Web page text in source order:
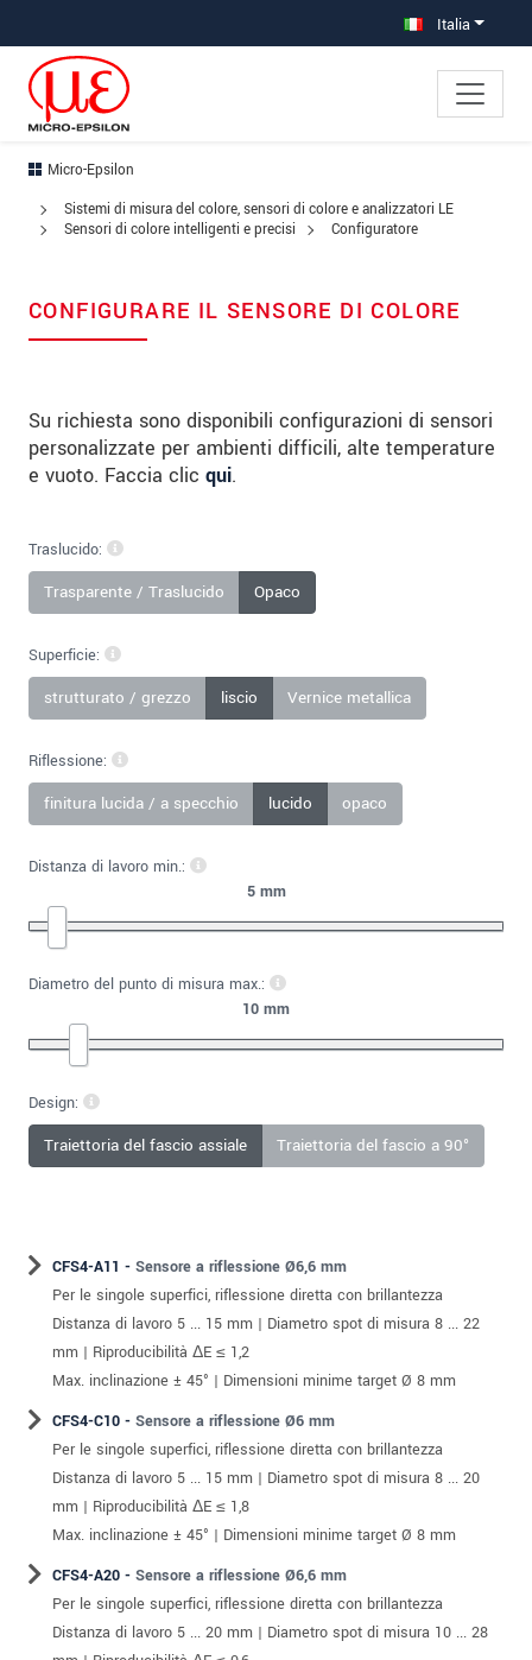
Italia
Micro-Epsilon
Sistemi di misura del colore, sensori di colore e analizzatori LE
Sensori di colore intelligenti e precisi
Configuratore
CONFIGURARE IL SENSORE DI COLORE
Su richiesta sono disponibili configurazioni di sensori
personalizzate per ambienti difficili, alte temperature
e vuoto. Faccia clic qui.